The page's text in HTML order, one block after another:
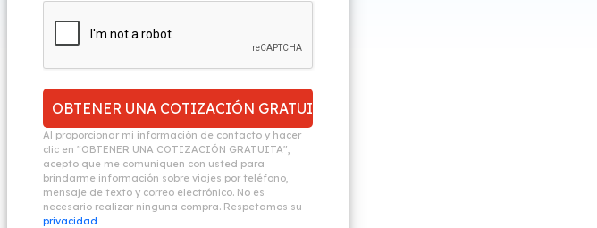
Al proporcionar mi información de contacto y hacer
clic en "OBTENER UNA COTIZACIÓN GRATUITA",
acepto que me comuniquen con usted para
brindarme información sobre viajes por teléfono,
mensaje de texto y correo electrónico. No es
necesario realizar ninguna compra. Respetamos su
privacidad